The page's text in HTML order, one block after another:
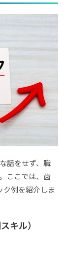
話をせず、職
ここでは、歯
例を紹介しま
キル）